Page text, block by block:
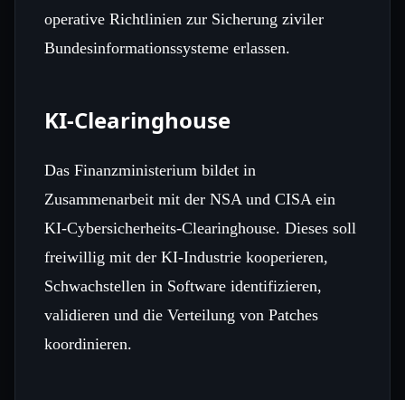
operative Richtlinien zur Sicherung ziviler
Bundesinformationssysteme erlassen.
KI‑Clearinghouse
Das Finanzministerium bildet in
Zusammenarbeit mit der NSA und CISA ein
KI‑Cybersicherheits‑Clearinghouse. Dieses soll
freiwillig mit der KI‑Industrie kooperieren,
Schwachstellen in Software identifizieren,
validieren und die Verteilung von Patches
koordinieren.